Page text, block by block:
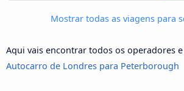
Mostrar todas as viagens para
Aqui vais encontrar todos os operadores
Autocarro de Londres para Peterborough